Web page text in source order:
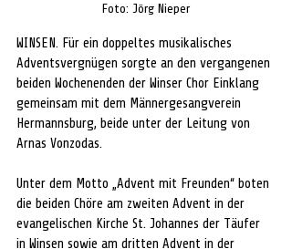
Foto: Jörg Nieper
WINSEN. Für ein doppeltes musikalisches
Adventsvergnügen sorgte an den vergangenen
beiden Wochenenden der Winser Chor Einklang
gemeinsam mit dem Männergesangverein
Hermannsburg, beide unter der Leitung von
Arnas Vonzodas.
Unter dem Motto „Advent mit Freunden“ boten
die beiden Chöre am zweiten Advent in der
evangelischen Kirche St. Johannes der Täufer
in Winsen sowie am dritten Advent in der